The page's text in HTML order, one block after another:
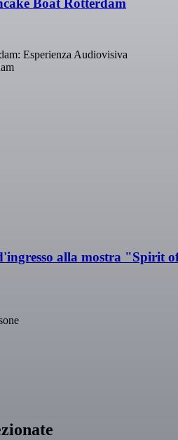
Boat Rotterdam
Esperienza Audiovisiva
alla mostra "Spirit